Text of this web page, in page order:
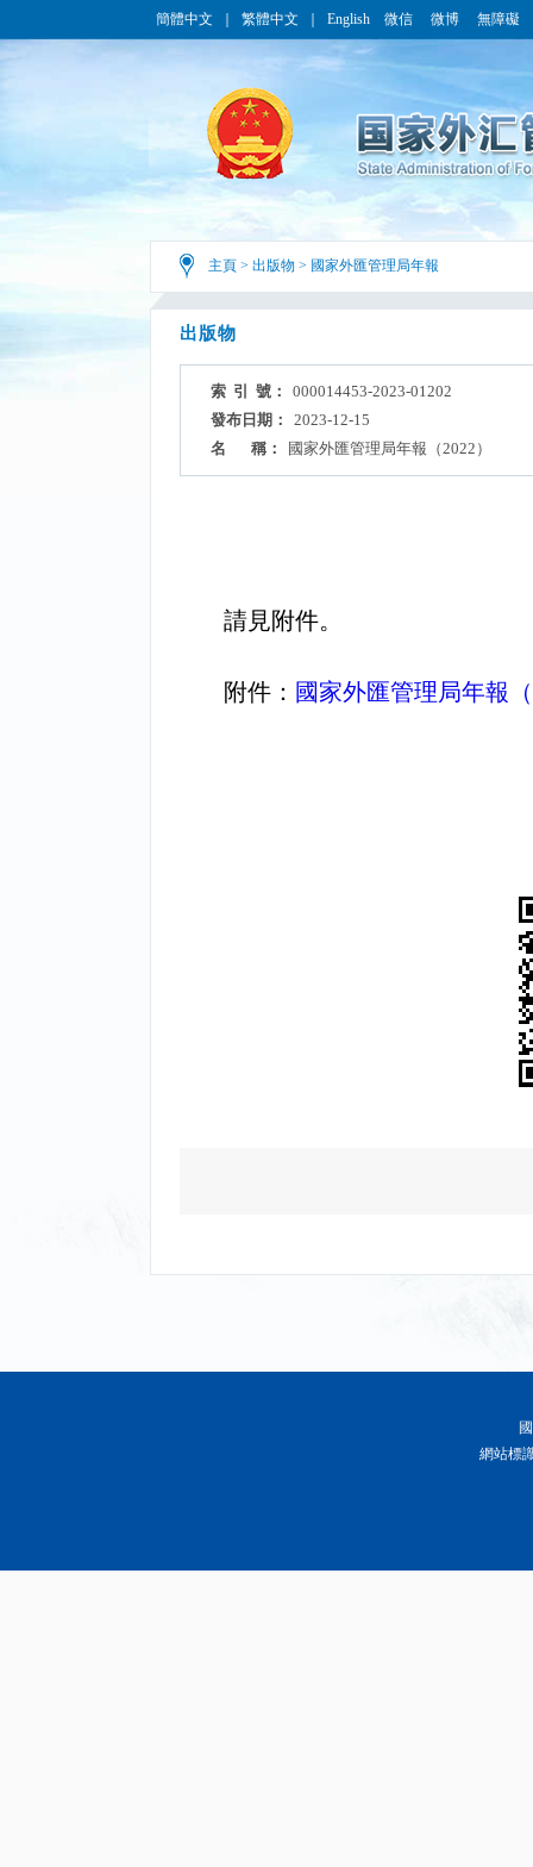
簡體中文 繁體中文 English 微信 微博 無障礙
主頁 > 出版物 > 國家外匯管理局年報
出版物
索 引 號：
000014453-2023-01202
發布日期：
2023-12-15
名 稱：
國家外匯管理局年報（2022）
請見附件。
附件： 國家外匯管理局年報
網站標